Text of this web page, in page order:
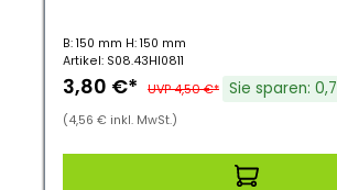
B: 150 mm H: 150 mm
Artikel: S08.43HI0811
3,80 €* UVP 4,50 €* Sie sparen:
(4,56 € inkl. MwSt.)